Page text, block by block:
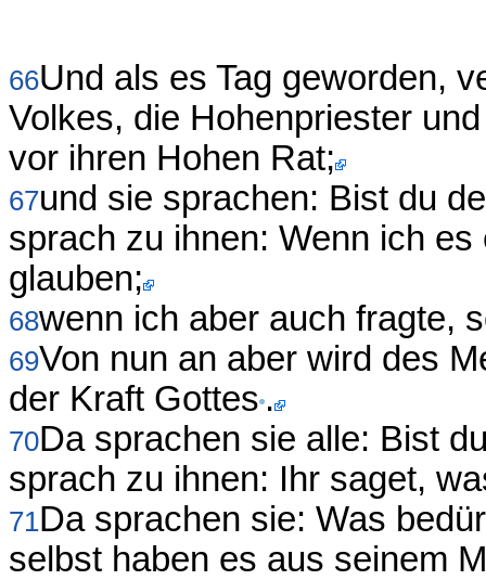
66Und als es Tag geworden,
Volkes, die Hohenpriester
vor ihren Hohen Rat;
67und sie sprachen: Bist du
sprach zu ihnen: Wenn ich
glauben;
68wenn ich aber auch fragte,
69Von nun an aber wird des
der Kraft Gottes .
70Da sprachen sie alle: Bist
sprach zu ihnen: Ihr saget,
71Da sprachen sie: Was
selbst haben es aus seinem